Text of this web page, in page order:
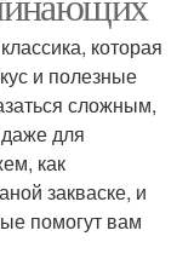
которая
и полезные
сложным,
для
как
закваске, и
помогут вам